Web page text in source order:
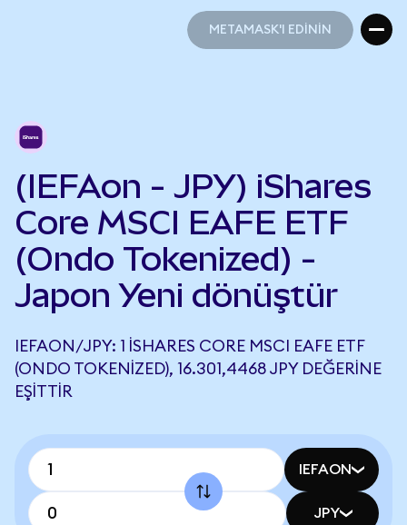
METAMASK'I EDİNİN
(IEFAon - JPY) iShares
Core MSCI EAFE ETF
(Ondo Tokenized) -
Japon Yeni dönüştür
IEFAON/JPY: 1 ISHARES CORE MSCI EAFE ETF
(ONDO TOKENIZED), 16.301,4468 JPY DEĞERINE
EŞITTIR
IEFAON
JPY